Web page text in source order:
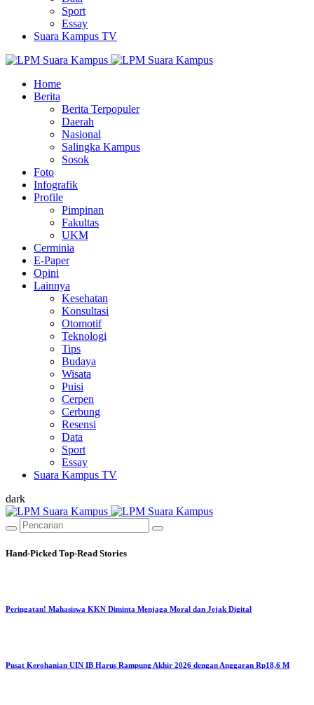
Sport
Essay
Suara Kampus TV
Home
Berita
Berita Terpopuler
Daerah
Nasional
Salingka Kampus
Sosok
Foto
Infografik
Profile
Pimpinan
Fakultas
UKM
Cerminia
E-Paper
Opini
Lainnya
Kesehatan
Konsultasi
Otomotif
Teknologi
Tips
Budaya
Wisata
Puisi
Cerpen
Cerbung
Resensi
Data
Sport
Essay
Suara Kampus TV
dark
Hand-Picked Top-Read Stories
Peringatan! Mahasiswa KKN Diminta Menjaga Moral dan Jejak Digital
Pusat Kerohanian UIN IB Harus Rampung Akhir 2026 dengan Anggaran Rp18,6 M